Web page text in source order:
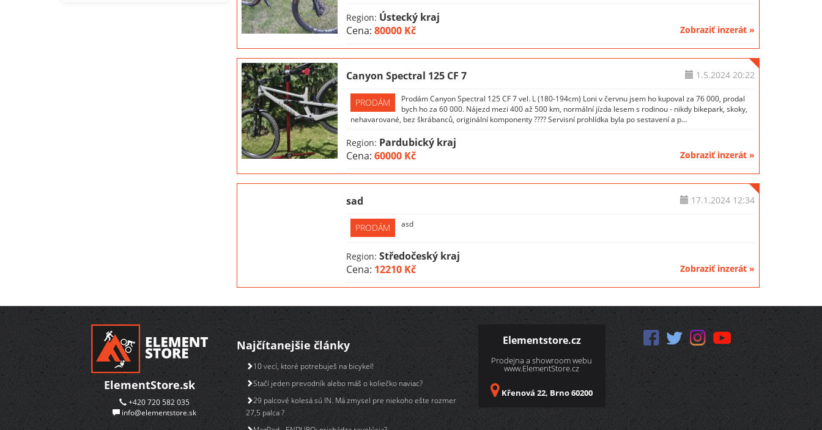
Region: Ústecký kraj
Cena: 80000 Kč Zobraziť inzerát »
Canyon Spectral 125 CF 7 1.5.202420:22
PRODÁM
Prodám Canyon Spectral 125 CF 7 vel. L (180-194cm) Loni v červnu jsem ho kupoval za 76 000, prodal
bych ho za 60 000. Nájezd mezi 400 až 500 km, normální jízda lesem s rodinou - nikdy bikepark, skoky,
nehavarované, bez škrábanců, originální komponenty ???? Servisní prohlídka byla po sestavení a p...
Region: Pardubický kraj
Cena: 60000 Kč Zobraziť inzerát »
sad 17.1.202412:34
PRODÁM asd
Region: Středočeský kraj
Cena: 12210 Kč Zobraziť inzerát »
ElementStore.sk
+420 720 582 035
info@elementstore.sk
Najčítanejšie články
10 vecí, ktoré potrebuješ na bicykel!
Stačí jeden prevodník alebo máš o koliečko naviac?
29 palcové kolesá sú IN. Má zmysel pre niekoho ešte rozmer
27,5 palca ?
Elementstore.cz
Prodejna a showroom webu
www.ElementStore.cz
Křenová 22, Brno 60200